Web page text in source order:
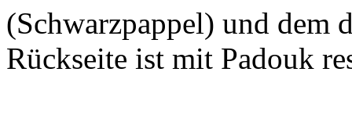
(Schwarzpappel) und dem
Rückseite ist mit Padouk